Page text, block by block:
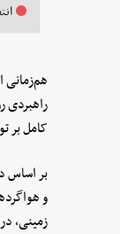
هم‌زمانی
راهبردی
کامل بر
بر اساس
و
زمینی،